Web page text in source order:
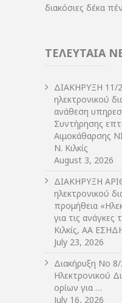
διακόσιες δέκα
ΤΕΛΕΥΤΑΙΑ
ΔIΑΚΗΡΥΞΗ 11/
ηλεκτρονικού
ανάθεση
Συντήρησης
Αιμοκάθαρσης
Ν. Κιλκίς
August 3, 2026
ΔIΑΚΗΡΥΞΗ
ηλεκτρονικού
προμήθεια
για τις ανάγκες
Κιλκίς, ΑΑ
July 23, 2026
Διακήρυξη Νο
Ηλεκτρονικού
ορίων για …
July 16, 2026